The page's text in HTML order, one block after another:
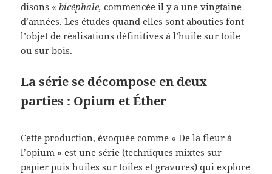
disons «bicéphale, commencée il y a une vingtaine
d’années. Les études quand elles sont abouties font
l’objet de réalisations définitives à l’huile sur toile
ou sur bois.
La série se décompose en deux
parties : Opium et Éther
Cette production, évoquée comme « De la fleur à
l’opium » est une série (techniques mixtes sur
papier puis huiles sur toiles et gravures) qui explore